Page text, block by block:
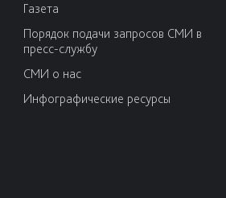
Газета
Порядок подачи запросов СМИ в
пресс-службу
СМИ о нас
Инфографические ресурсы